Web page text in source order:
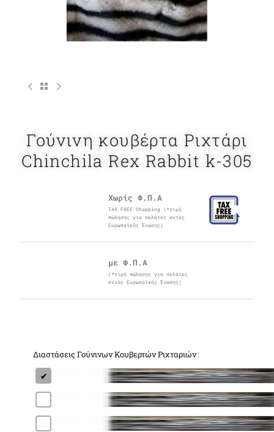
Γούνινη κουβέρτα Ριχτάρι
Chinchila Rex Rabbit k-305
Χωρίς Φ.Π.Α
TAX FREE Shopping (*τιμή
πώλησης για πελάτες εκτός
Ευρωπαϊκής Ένωσης)
με Φ.Π.Α
(*τιμή πώλησης για πελάτες
εντός Ευρωπαϊκής Ένωσης)
Διαστάσεις Γούνινων Κουβερτών Ριχταριών